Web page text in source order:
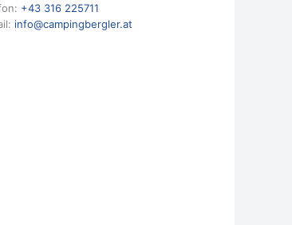
+43 316 225711
info@campingbergler.at